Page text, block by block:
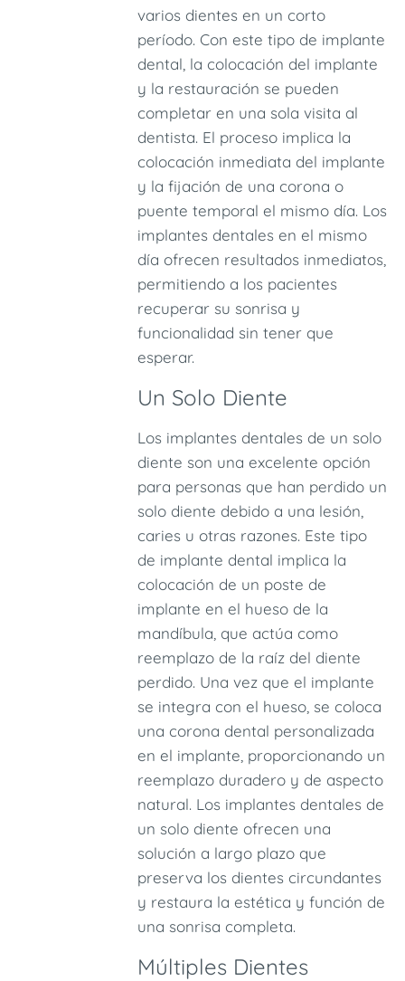
varios dientes en un corto
período. Con este tipo de implante
dental, la colocación del implante
y la restauración se pueden
completar en una sola visita al
dentista. El proceso implica la
colocación inmediata del implante
y la fijación de una corona o
puente temporal el mismo día. Los
implantes dentales en el mismo
día ofrecen resultados inmediatos,
permitiendo a los pacientes
recuperar su sonrisa y
funcionalidad sin tener que
esperar.
Un Solo Diente
Los implantes dentales de un solo
diente son una excelente opción
para personas que han perdido un
solo diente debido a una lesión,
caries u otras razones. Este tipo
de implante dental implica la
colocación de un poste de
implante en el hueso de la
mandíbula, que actúa como
reemplazo de la raíz del diente
perdido. Una vez que el implante
se integra con el hueso, se coloca
una corona dental personalizada
en el implante, proporcionando un
reemplazo duradero y de aspecto
natural. Los implantes dentales de
un solo diente ofrecen una
solución a largo plazo que
preserva los dientes circundantes
y restaura la estética y función de
una sonrisa completa.
Múltiples Dientes